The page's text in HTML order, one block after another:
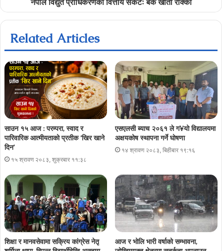
नेपाल विद्युत प्राधिकरणको वित्तीय संकटः बैंक खाता रोक्का
Related Articles
साउन १५ आज : परम्परा, स्वाद र
पारिवारिक आत्मीयताको प्रतीक ‘खिर खाने
दिन’
१५ श्रावण २०८३, शुक्रबार ११:३८
एसएलसी ब्याच २०६१ ले ग¥यो विद्यालयमा
अक्षयकोष स्थापना गर्ने घोषणा
१४ श्रावण २०८३, बिहीबार १९:१६
शिक्षा र मानवसेवामा सक्रिय कांग्रेस नेतृ
आज र भोलि भारी वर्षाको सम्भावना,